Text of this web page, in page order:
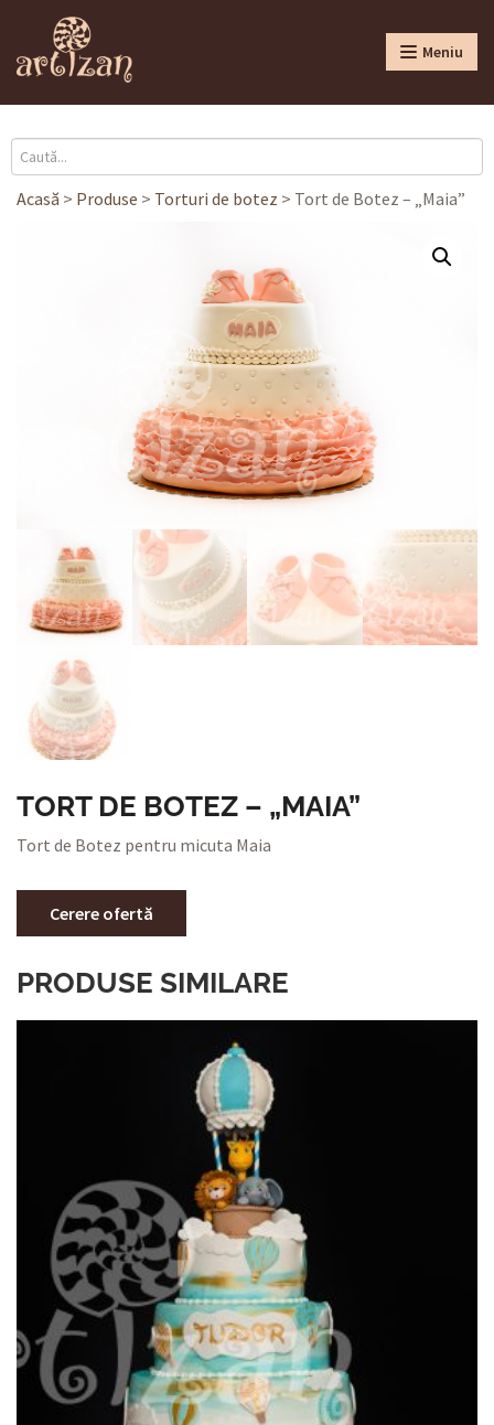
Meniu
Acasă > Produse > Torturi de botez > Tort de Botez – „Maia”
TORT DE BOTEZ – „MAIA”
Tort de Botez pentru micuta Maia
Cerere ofertă
PRODUSE SIMILARE